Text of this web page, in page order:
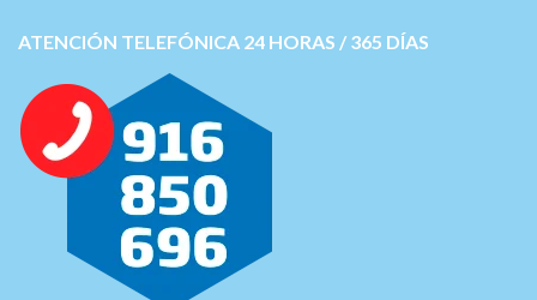
ATENCIÓN TELEFÓNICA 24 HORAS / 365 DÍAS